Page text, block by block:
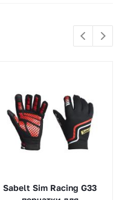
Sabelt Sim Racing G33